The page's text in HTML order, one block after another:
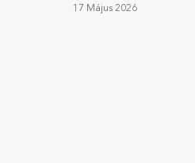
17 Május 2026